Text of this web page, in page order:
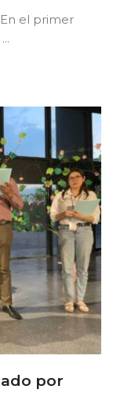
el primer
por